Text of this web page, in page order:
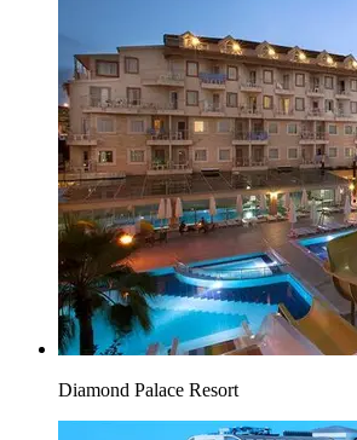
Diamond Palace Resort